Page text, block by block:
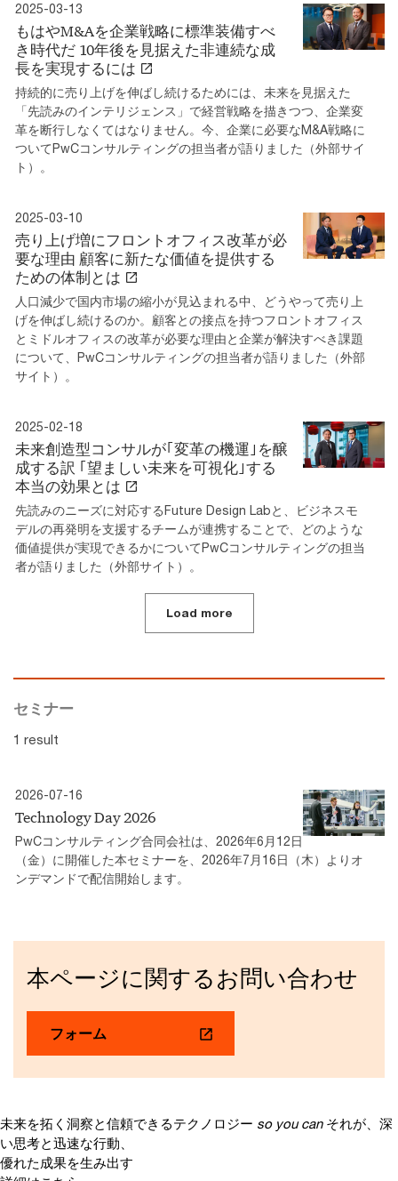
2025-03-13
もはやM&Aを企業戦略に標準装備すべ
き時代だ 10年後を見据えた非連続な成
長を実現するには
持続的に売り上げを伸ばし続けるためには、未来を見据えた
「先読みのインテリジェンス」で経営戦略を描きつつ、企業変
革を断行しなくてはなりません。今、企業に必要なM&A戦略に
ついてPwCコンサルティングの担当者が語りました（外部サイ
ト）。
2025-03-10
売り上げ増にフロントオフィス改革が必
要な理由 顧客に新たな価値を提供する
ための体制とは
人口減少で国内市場の縮小が見込まれる中、どうやって売り上
げを伸ばし続けるのか。顧客との接点を持つフロントオフィス
とミドルオフィスの改革が必要な理由と企業が解決すべき課題
について、PwCコンサルティングの担当者が語りました（外部
サイト）。
2025-02-18
未来創造型コンサルが｢変革の機運｣を醸
成する訳 ｢望ましい未来を可視化｣する
本当の効果とは
先読みのニーズに対応するFuture Design Labと、ビジネスモ
デルの再発明を支援するチームが連携することで、どのような
価値提供が実現できるかについてPwCコンサルティングの担当
者が語りました（外部サイト）。
Load more
セミナー
1 result
2026-07-16
Technology Day 2026
PwCコンサルティング合同会社は、2026年6月12日
（金）に開催した本セミナーを、2026年7月16日（木）よりオ
ンデマンドで配信開始します。
本ページに関するお問い合わせ
フォーム
未来を拓く洞察と信頼できるテクノロジー so you can それが、深
い思考と迅速な行動、
優れた成果を生み出す